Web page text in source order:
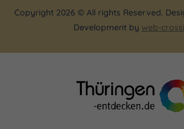
Copyright 2026 © All rights Reserved.
Development by web-